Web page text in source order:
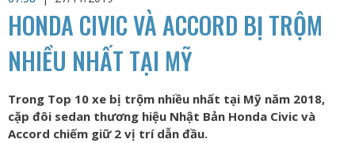
HONDA CIVIC VÀ ACCORD BỊ TRỘM
NHIỀU NHẤT TẠI MỸ
Trong Top 10 xe bị trộm nhiều nhất tại Mỹ năm 2018,
cặp đôi sedan thương hiệu Nhật Bản Honda Civic và
Accord chiếm giữ 2 vị trí dẫn đầu.